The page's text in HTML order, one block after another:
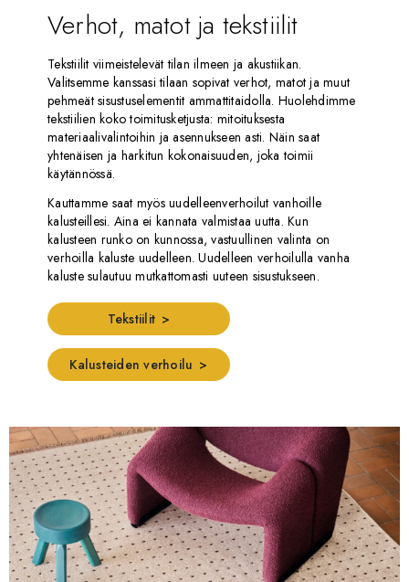
Verhot, matot ja tekstiilit
Tekstiilit viimeistelevät tilan ilmeen ja akustiikan.
Valitsemme kanssasi tilaan sopivat verhot, matot ja muut
pehmeät sisustuselementit ammattitaidolla. Huolehdimme
tekstiilien koko toimitusketjusta: mitoituksesta
materiaalivalintoihin ja asennukseen asti. Näin saat
yhtenäisen ja harkitun kokonaisuuden, joka toimii
käytännössä.
Kauttamme saat myös uudelleenverhoilut vanhoille
kalusteillesi. Aina ei kannata valmistaa uutta. Kun
kalusteen runko on kunnossa, vastuullinen valinta on
verhoilla kaluste uudelleen. Uudelleen verhoilulla vanha
kaluste sulautuu mutkattomasti uuteen sisustukseen.
Tekstiilit
Kalusteiden verhoilu